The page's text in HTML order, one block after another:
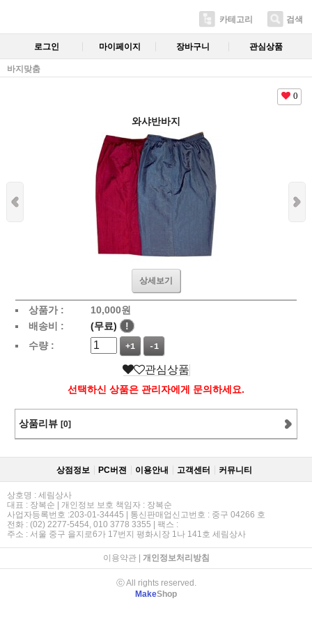
카테고리 검색
로그인 마이페이지 장바구니 관심상품
바지맞춤
0
와샤반바지
상세보기
상품가 : 10,000원
배송비 :
(무료)
!
수량 :
+1 -1
관심상품
선택하신 상품은 관리자에게 문의하세요.
상품리뷰 [0]
상점정보 PC버젼 이용안내 고객센터 커뮤니티
상호명 : 세림상사
대표 : 장복순 | 개인정보 보호 책임자 : 장복순
사업자등록번호 :203-01-34445 | 통신판매업신고번호 : 중구 04266 호
전화 : (02) 2277-5454, 010 3778 3355 | 팩스 :
주소 : 서울 중구 을지로6가 17번지 평화시장 1나 141호 세림상사
이용약관| 개인정보처리방침
ⓒ All rights reserved.
MakeShop